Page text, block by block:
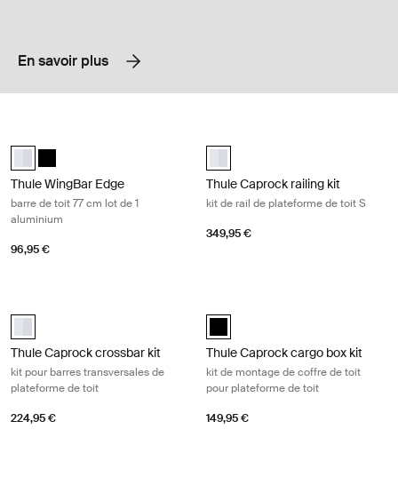
En savoir plus
Thule WingBar Edge 77 Aluminium (selected)
Thule WingBar Edge 77 Noir
Thule WingBar Edge
barre de toit 77 cm lot de 1
aluminium
96,95 €
aluminium (selected)
Thule Caprock railing kit
kit de rail de plateforme de toit S
349,95 €
Thule Caprock Crossbar Kit Aluminium (selected)
Thule Caprock crossbar kit
kit pour barres transversales de
plateforme de toit
224,95 €
Thule Caprock cargo box kit Noir
Thule Caprock cargo box kit
kit de montage de coffre de toit
pour plateforme de toit
149,95 €